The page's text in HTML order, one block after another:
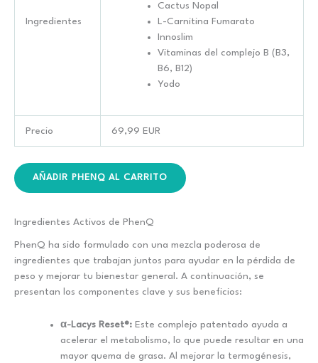
Ingredientes
Cactus Nopal
L-Carnitina Fumarato
Innoslim
Vitaminas del complejo B (B3,
B6, B12)
Yodo
Precio 69,99 EUR
AÑADIR PHENQ AL CARRITO
Ingredientes Activos de PhenQ
PhenQ ha sido formulado con una mezcla poderosa de
ingredientes que trabajan juntos para ayudar en la pérdida de
peso y mejorar tu bienestar general. A continuación, se
presentan los componentes clave y sus beneficios:
α-Lacys Reset®: Este complejo patentado ayuda a
acelerar el metabolismo, lo que puede resultar en una
mayor quema de grasa. Al mejorar la termogénesis,